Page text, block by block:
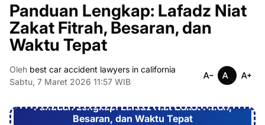
Panduan Lengkap: Lafadz Niat
Zakat Fitrah, Besaran, dan
Waktu Tepat
Oleh best car accident lawyers in california
Sabtu, 7 Maret 2026 11:57 WIB
Panduan Lengkap: Lafadz Niat Zakat Fitrah,
Besaran, dan Waktu Tepat